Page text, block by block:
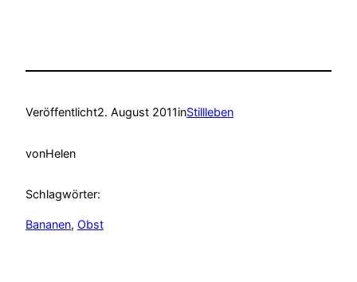
Veröffentlicht2. August 2011inStillleben
vonHelen
Schlagwörter:
Bananen, Obst